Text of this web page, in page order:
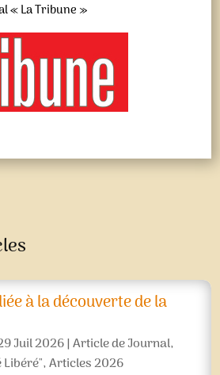
« La Tribune »
à la découverte de la
Juil 2026|Article de Journal,
,Articles 2026